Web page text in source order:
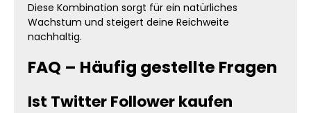
Diese Kombination sorgt für ein natürliches
Wachstum und steigert deine Reichweite
nachhaltig.
FAQ – Häufig gestellte Fragen
Ist Twitter Follower kaufen